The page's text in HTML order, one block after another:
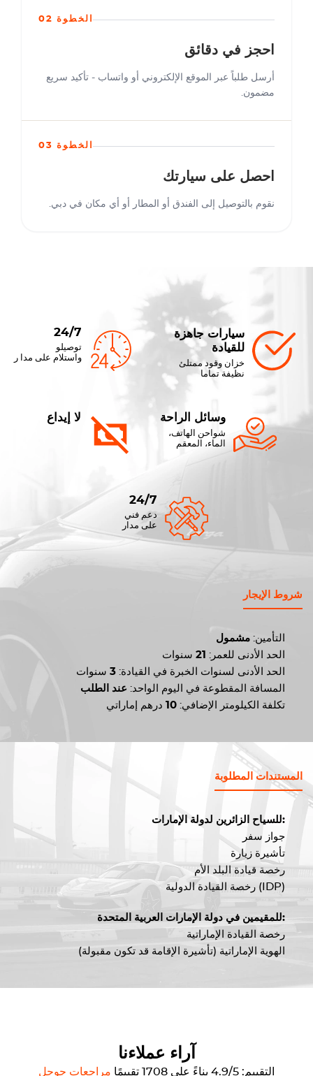
الخطوة 02
احجز في دقائق
أرسل طلباً عبر الموقع الإلكتروني أو واتساب - تأكيد سريع
مضمون.
الخطوة 03
احصل على سيارتك
نقوم بالتوصيل إلى الفندق أو المطار أو أي مكان في دبي.
24/7
توصيلو
واستلام على مدا ر
سيارات جاهزة
للقيادة
خزان وقود ممتلئ
نظيفة تماما
لا إيداع وسائل الراحة
شواحن الهاتف،
الماء، المعقم
24/7
دعم فني
على مدار
شروط الإيجار
التأمين: مشمول
الحد الأدنى للعمر: 21 سنوات
الحد الأدنى لسنوات الخبرة في القيادة: 3 سنوات
المسافة المقطوعة في اليوم الواحد: عند الطلب
تكلفة الكيلومتر الإضافي: 10 درهم إماراتي
المستندات المطلوبة
للسياح الزائرين لدولة الإمارات:
جواز سفر
تأشيرة زيارة
رخصة قيادة البلد الأم
رخصة القيادة الدولية (IDP)
للمقيمين في دولة الإمارات العربية المتحدة:
رخصة القيادة الإماراتية
الهوية الإماراتية (تأشيرة الإقامة قد تكون مقبولة)
آراء عملاءنا
التقييم: 4.9/5 بناءً على 1708 تقييمًا مراجعات جوجل